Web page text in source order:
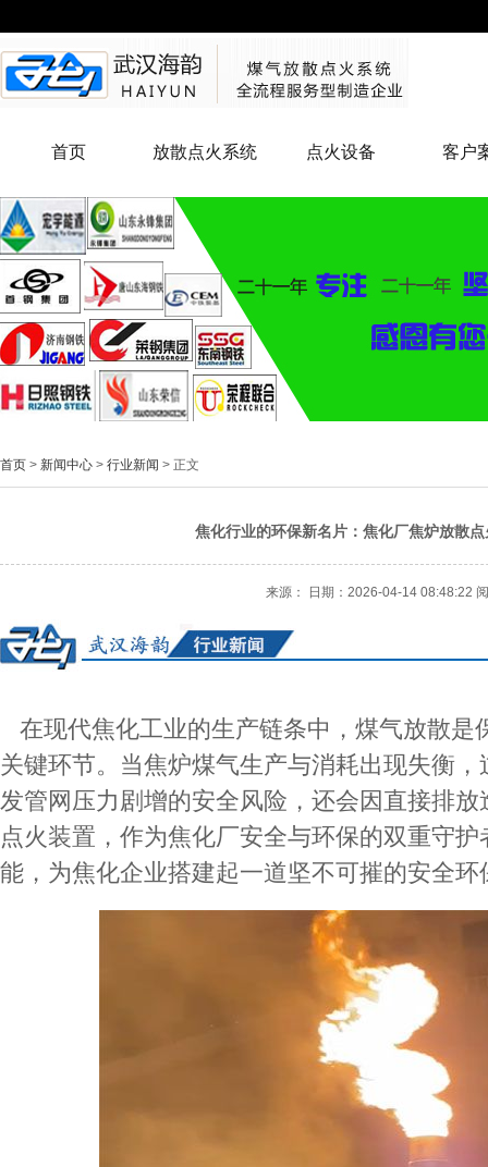
首页 放散点火系统 点火设备 客户
首页 > 新闻中心 > 行业新闻 > 正文
焦化行业的环保新名片：焦化厂焦炉放散
来源： 日期：2026-04-14 08:48:22
在现代焦化工业的生产链条中，煤气放散是
关键环节。当焦炉煤气生产与消耗出现失衡
发管网压力剧增的安全风险，还会因直接排
点火装置，作为焦化厂安全与环保的双重守
能，为焦化企业搭建起一道坚不可摧的安全环